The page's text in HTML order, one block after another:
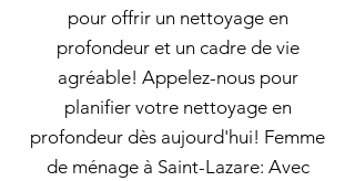
pour offrir un nettoyage en
profondeur et un cadre de vie
agréable! Appelez-nous pour
planifier votre nettoyage en
profondeur dès aujourd'hui! Femme
de ménage à Saint-Lazare: Avec